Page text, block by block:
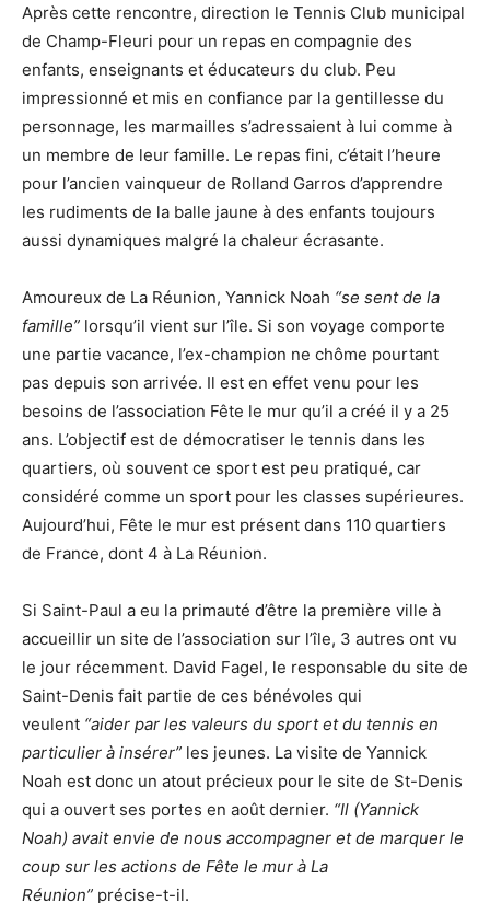
Après cette rencontre, direction le Tennis Club municipal
de Champ-Fleuri pour un repas en compagnie des
enfants, enseignants et éducateurs du club. Peu
impressionné et mis en confiance par la gentillesse du
personnage, les marmailles s’adressaient à lui comme à
un membre de leur famille. Le repas fini, c’était l’heure
pour l’ancien vainqueur de Rolland Garros d’apprendre
les rudiments de la balle jaune à des enfants toujours
aussi dynamiques malgré la chaleur écrasante.
Amoureux de La Réunion, Yannick Noah “se sent de la
famille” lorsqu’il vient sur l’île. Si son voyage comporte
une partie vacance, l’ex-champion ne chôme pourtant
pas depuis son arrivée. Il est en effet venu pour les
besoins de l’association Fête le mur qu’il a créé il y a 25
ans. L’objectif est de démocratiser le tennis dans les
quartiers, où souvent ce sport est peu pratiqué, car
considéré comme un sport pour les classes supérieures.
Aujourd’hui, Fête le mur est présent dans 110 quartiers
de France, dont 4 à La Réunion.
Si Saint-Paul a eu la primauté d’être la première ville à
accueillir un site de l’association sur l’île, 3 autres ont vu
le jour récemment. David Fagel, le responsable du site de
Saint-Denis fait partie de ces bénévoles qui
veulent “aider par les valeurs du sport et du tennis en
particulier à insérer” les jeunes. La visite de Yannick
Noah est donc un atout précieux pour le site de St-Denis
qui a ouvert ses portes en août dernier. “Il (Yannick
Noah) avait envie de nous accompagner et de marquer le
coup sur les actions de Fête le mur à La
Réunion” précise-t-il.